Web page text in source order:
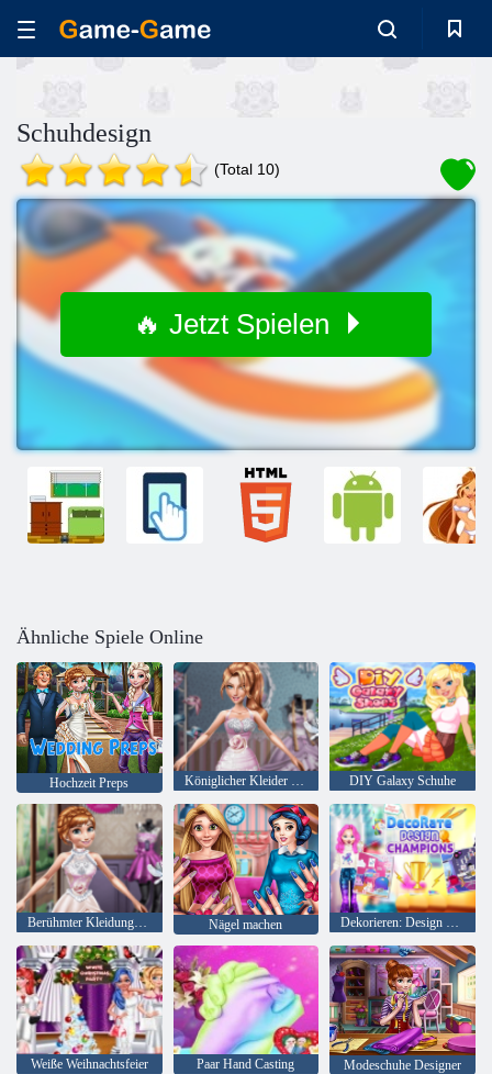
Schuhdesign
(Total 10)
🔥 Jetzt Spielen
Ähnliche Spiele Online
Hochzeit Preps Königlicher Kleider Designer DIY Galaxy Schuhe
Berühmter Kleidungsdesigner Nägel machen Dekorieren: Design Champions
Weiße Weihnachtsfeier Paar Hand Casting Modeschuhe Designer